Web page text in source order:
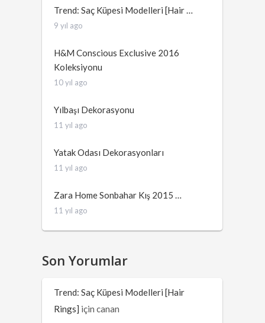
Trend: Saç Küpesi Modelleri [Hair …
9 yıl ago
H&M Conscious Exclusive 2016
Koleksiyonu
10 yıl ago
Yılbaşı Dekorasyonu
11 yıl ago
Yatak Odası Dekorasyonları
11 yıl ago
Zara Home Sonbahar Kış 2015 …
11 yıl ago
Son Yorumlar
Trend: Saç Küpesi Modelleri [Hair
Rings] içincanan